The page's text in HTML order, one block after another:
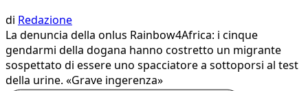
di Redazione
La denuncia della onlus Rainbow4Africa: i cinque
gendarmi della dogana hanno costretto un migrante
sospettato di essere uno spacciatore a sottoporsi al test
della urine. «Grave ingerenza»